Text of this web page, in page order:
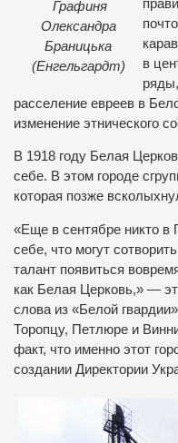
Графиня
Олександра
Браницька
(Енгельгардт)
в
расселение евреев в
изменение этнического
В 1918 году Белая
себе. В этом городе
которая позже
«Еще в сентябре никто в
себе, что могут
талант появиться
как Белая Церковь,» —
слова из «Белой
Торопцу, Петлюре и
факт, что именно этот
создании Директории